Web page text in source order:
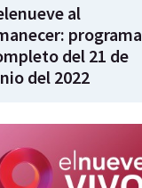
al
programa
del 21 de
del 2022